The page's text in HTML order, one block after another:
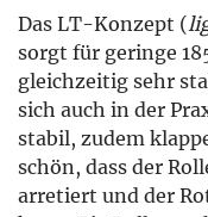
Das LT-Konzept (
sorgt für geringe
gleichzeitig sehr
sich auch in der
stabil, zudem
schön, dass der
arretiert und der